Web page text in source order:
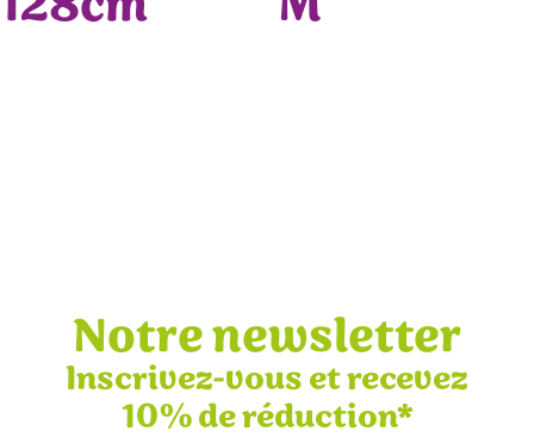
Notre newsletter
Inscrivez-vous et recevez
10% de réduction*